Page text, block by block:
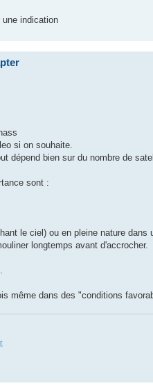
indication
si on souhaite.
dépend bien sur du nombre de
sont :
le ciel) ou en pleine nature
longtemps avant d'accrocher.
même dans des "conditions